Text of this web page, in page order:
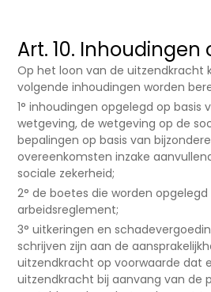
Art. 10. Inhoudingen
Op het loon van de uitzendkracht
volgende inhoudingen worden
1° inhoudingen opgelegd op basis
wetgeving, de wetgeving op de
bepalingen op basis van
overeenkomsten inzake
sociale zekerheid;
2° de boetes die worden
arbeidsreglement;
3° uitkeringen en
schrijven zijn aan de
uitzendkracht op voorwaarde dat
uitzendkracht bij aanvang van de